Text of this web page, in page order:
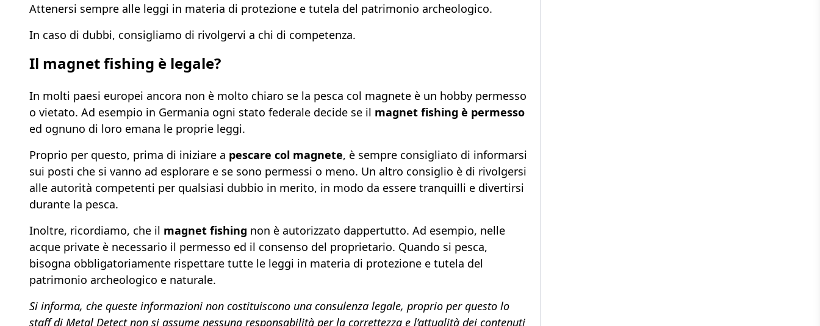
Attenersi sempre alle leggi in materia di protezione e tutela del patrimonio archeologico.
In caso di dubbi, consigliamo di rivolgervi a chi di competenza.
Il magnet fishing è legale?
In molti paesi europei ancora non è molto chiaro se la pesca col magnete è un hobby permesso
o vietato. Ad esempio in Germania ogni stato federale decide se il magnet fishing è permesso
ed ognuno di loro emana le proprie leggi.
Proprio per questo, prima di iniziare a pescare col magnete, è sempre consigliato di informarsi
sui posti che si vanno ad esplorare e se sono permessi o meno. Un altro consiglio è di rivolgersi
alle autorità competenti per qualsiasi dubbio in merito, in modo da essere tranquilli e divertirsi
durante la pesca.
Inoltre, ricordiamo, che il magnet fishing non è autorizzato dappertutto. Ad esempio, nelle
acque private è necessario il permesso ed il consenso del proprietario. Quando si pesca,
bisogna obbligatoriamente rispettare tutte le leggi in materia di protezione e tutela del
patrimonio archeologico e naturale.
Si informa, che queste informazioni non costituiscono una consulenza legale, proprio per questo lo
staff di Metal Detect non si assume nessuna responsabilità per la correttezza e l’attualità dei contenuti